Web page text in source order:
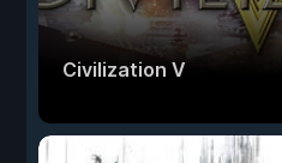
Civilization V